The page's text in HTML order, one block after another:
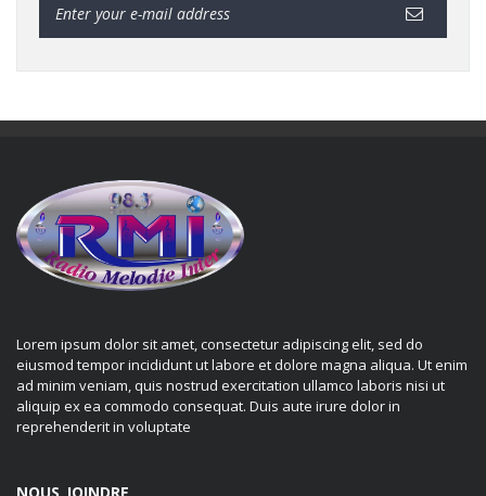
Lorem ipsum dolor sit amet, consectetur adipiscing elit, sed do
eiusmod tempor incididunt ut labore et dolore magna aliqua. Ut enim
ad minim veniam, quis nostrud exercitation ullamco laboris nisi ut
aliquip ex ea commodo consequat. Duis aute irure dolor in
reprehenderit in voluptate